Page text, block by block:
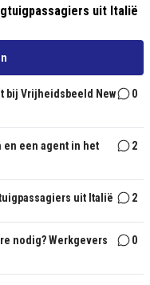
uit Italië
bij Vrijheidsbeeld New
0
en een agent in het
2
uit Italië 2
nodig? Werkgevers
0